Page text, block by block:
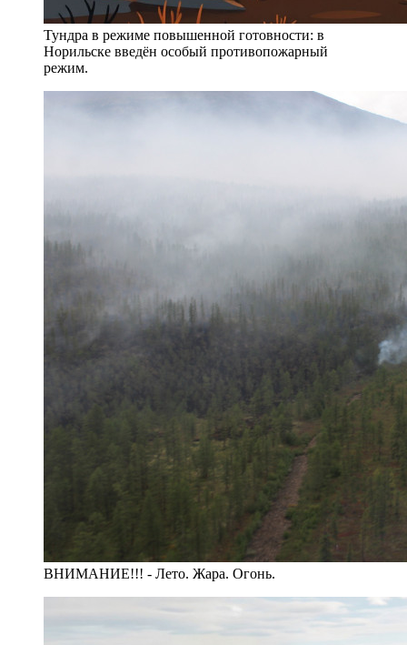
Тундра в режиме повышенной готовности: в
Норильске введён особый противопожарный
режим.
ВНИМАНИЕ!!! - Лето. Жара. Огонь.